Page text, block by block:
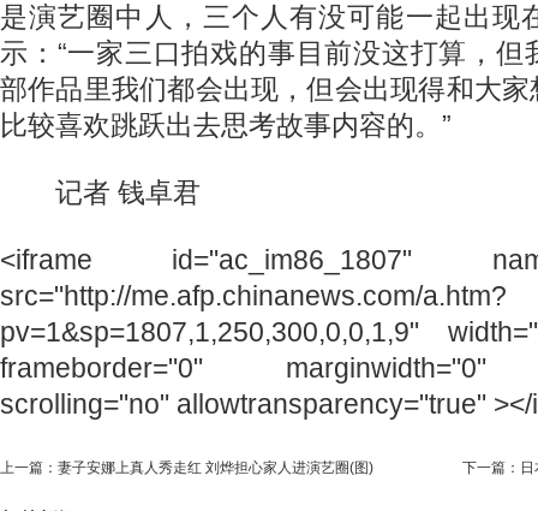
是演艺圈中人，三个人有没可能一起出现
示：“一家三口拍戏的事目前没这打算，但
部作品里我们都会出现，但会出现得和大
比较喜欢跳跃出去思考故事内容的。”
记者 钱卓君
<iframe id="ac_im86_1807"
src="http://me.afp.chinanews.com/a.htm?
pv=1&sp=1807,1,250,300,0,0,1,9"
frameborder="0" marginwidth="0"
scrolling="no" allowtransparency="true"
上一篇： 妻子安娜上真人秀走红 刘烨担心家人进演艺圈(图) 下一篇：